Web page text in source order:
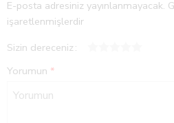
E-posta adresiniz yayınlanmayacak.
işaretlenmişlerdir
Sizin dereceniz
Yorumun *